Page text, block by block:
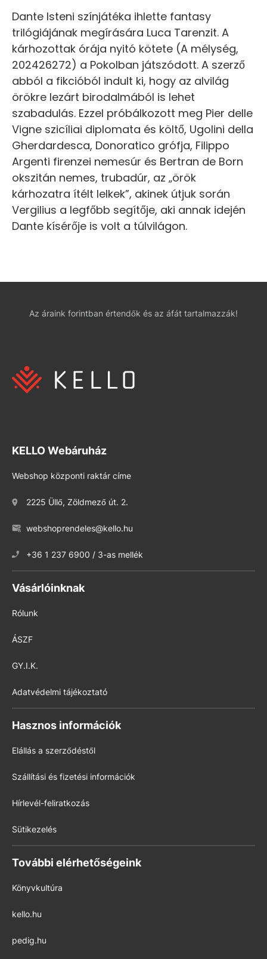
Dante Isteni színjátéka ihlette fantasy
trilógiájának megírására Luca Tarenzit. A
kárhozottak órája nyitó kötete (A mélység,
202426272) a Pokolban játszódott. A szerző
abból a fikcióból indult ki, hogy az alvilág
örökre lezárt birodalmából is lehet
szabadulás. Ezzel próbálkozott meg Pier delle
Vigne szicíliai diplomata és költő, Ugolini della
Gherdardesca, Donoratico grófja, Filippo
Argenti firenzei nemesúr és Bertran de Born
okszitán nemes, trubadúr, az „örök
kárhozatra ítélt lelkek”, akinek útjuk során
Vergilius a legfőbb segítője, aki annak idején
Dante kísérője is volt a túlvilágon.
Az áraink forintban értendők és az áfát tartalmazzák!
KELLO Webáruház
Webshop központi raktár címe
2225 Üllő, Zöldmező út. 2.
webshoprendeles@kello.hu
+36 1 237 6900 / 3-as mellék
Vásárlóinknak
Rólunk
ÁSZF
GY.I.K.
Adatvédelmi tájékoztató
Hasznos információk
Elállás a szerződéstől
Szállítási és fizetési információk
Hírlevél-feliratkozás
Sütikezelés
További elérhetőségeink
Könyvkultúra
kello.hu
pedig.hu